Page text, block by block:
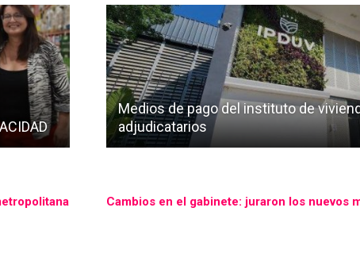
Medios de pago del instituto de
adjudicatarios
Cambios en el gabinete: juraron los nuevos